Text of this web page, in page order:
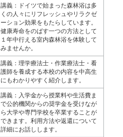
講義：ドイツで始まった森林浴は多
くの人々にリフレッシュやリラクゼ
ーション効果をもたらしています。
健康寿命をのばす一つの方法として
１年中行える室内森林浴を体験して
みませんか。
講義：理学療法士・作業療法士・看
護師を養成する本校の内容を中高生
にもわかりやすく紹介します。
講義：入学金から授業料や生活費ま
で公的機関からの奨学金を受けなが
ら大学や専門学校を卒業することが
できます。利用方法や返還について
詳細にお話しします。